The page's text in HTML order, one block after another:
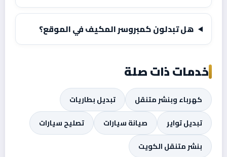
هل تبدلون كمبروسر المكيف في الموقع؟
خدمات ذات صلة
كهرباء وبنشر متنقل
تبديل بطاريات
تبديل تواير
صيانة سيارات
تصليح سيارات
بنشر متنقل الكويت